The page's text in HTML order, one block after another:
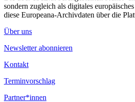
sondern zugleich als digitales
diese Europeana-Archivdaten über die
Über uns
Newsletter abonnieren
Kontakt
Terminvorschlag
Partner*innen